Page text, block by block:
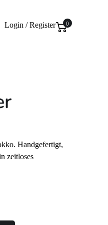
Login / Register 0
Handgefertigt,
zeitloses